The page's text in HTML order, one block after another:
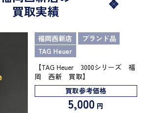
買取実績
福岡西新店
ブランド品
TAG Heuer
【TAG Heuer 3000シリーズ 福
岡 西新 買取】
買取参考価格
5,000 円